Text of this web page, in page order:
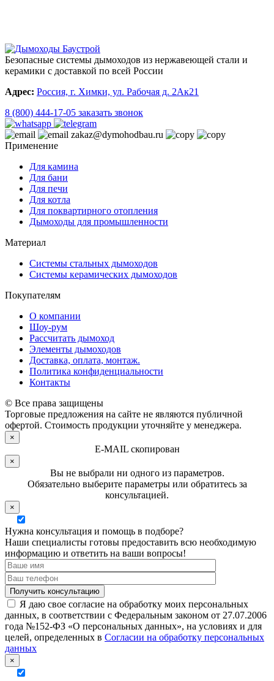
Безопасные системы дымоходов из нержавеющей стали и
керамики с доставкой по всей России
Адрес: Россия, г. Химки, ул. Рабочая д. 2Ак21
8 (800) 444-17-05 заказать звонок
zakaz@dymohodbau.ru
Применение
Для камина
Для бани
Для печи
Для котла
Для поквартирного отопления
Дымоходы для промышленности
Материал
Системы стальных дымоходов
Системы керамических дымоходов
Покупателям
О компании
Шоу-рум
Рассчитать дымоход
Элементы дымоходов
Доставка, оплата, монтаж.
Политика конфиденциальности
Контакты
© Все права защищены
Торговые предложения на сайте не являются публичной
офертой. Стоимость продукции уточняйте у менеджера.
×
E-MAIL скопирован
×
Вы не выбрали ни одного из параметров.
Обязательно выберите параметры или обратитесь за
консультацией.
×
Нужна консультация и помощь в подборе?
Наши специалисты готовы предоставить всю необходимую
информацию и ответить на ваши вопросы!
Я даю свое согласие на обработку моих персональных
данных, в соответствии с Федеральным законом от 27.07.2006
года №152-ФЗ «О персональных данных», на условиях и для
целей, определенных в Согласии на обработку персональных
данных
×